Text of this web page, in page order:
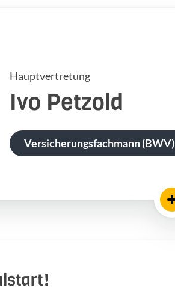
Hauptvertretung
Ivo Petzold
Versicherungsfachmann (BWV)